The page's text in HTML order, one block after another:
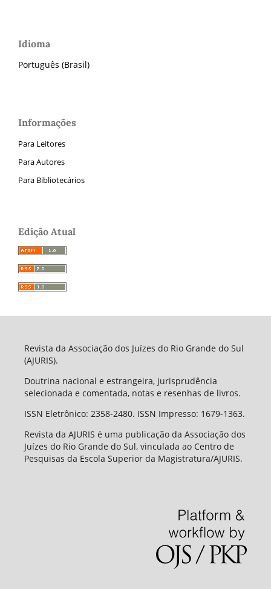
Idioma
Português (Brasil)
Informações
Para Leitores
Para Autores
Para Bibliotecários
Edição Atual
Revista da Associação dos Juízes do Rio Grande do Sul
(AJURIS).
Doutrina nacional e estrangeira, jurisprudência
selecionada e comentada, notas e resenhas de livros.
ISSN Eletrônico: 2358-2480. ISSN Impresso: 1679-1363.
Revista da AJURIS é uma publicação da Associação dos
Juízes do Rio Grande do Sul, vinculada ao Centro de
Pesquisas da Escola Superior da Magistratura/AJURIS.